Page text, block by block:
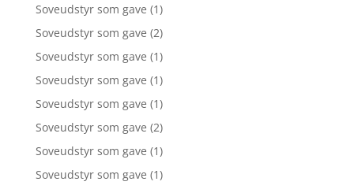
Soveudstyr som gave (1)
Soveudstyr som gave (2)
Soveudstyr som gave (1)
Soveudstyr som gave (1)
Soveudstyr som gave (1)
Soveudstyr som gave (2)
Soveudstyr som gave (1)
Soveudstyr som gave (1)